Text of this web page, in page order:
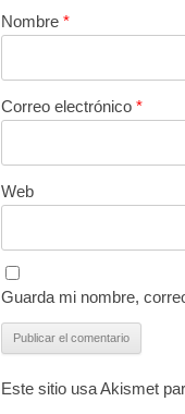
Nombre *
Correo electrónico *
Web
Guarda mi nombre,
Este sitio usa Akismet